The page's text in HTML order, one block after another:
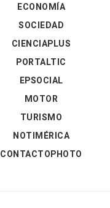
ECONOMÍA
SOCIEDAD
CIENCIAPLUS
PORTALTIC
EPSOCIAL
MOTOR
TURISMO
NOTIMÉRICA
CONTACTOPHOTO